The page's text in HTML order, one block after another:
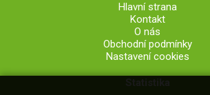
Hlavní strana
Kontakt
O nás
Obchodní podmínky
Nastavení cookies